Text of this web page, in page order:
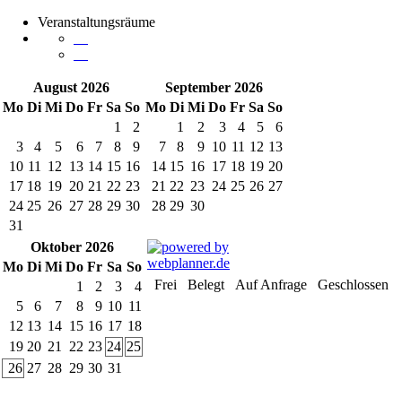
Veranstaltungsräume
August 2026
Mo Di Mi Do Fr Sa So
1
2
3
4 5 6 7 8
9
10 11 12 13 14 15 16
17 18 19 20 21 22 23
24 25 26 27 28 29 30
31
September 2026
Mo Di Mi Do Fr Sa So
1
2 3 4 5
6
7
8 9 10 11 12 13
14 15 16 17 18 19 20
21 22 23 24 25 26 27
28 29 30
Oktober 2026
Mo Di Mi Do Fr Sa So
1
2 3
4
5
6 7 8 9 10 11
12 13 14 15 16 17 18
19 20 21 22 23 24 25
26 27 28 29 30 31
Frei Belegt Auf Anfrage Geschlossen